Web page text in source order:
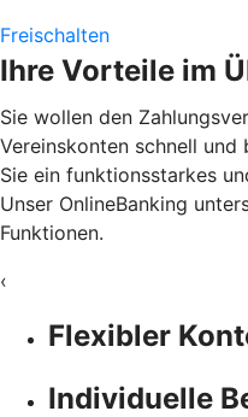
Freischalten
Ihre Vorteile im
Sie wollen den
Vereinskonten schnell
Sie ein funktionsstarkes
Unser OnlineBanking
Funktionen.
‹
Flexibler
Individuelle